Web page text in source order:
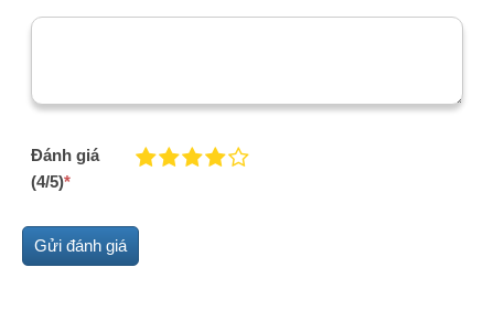
Đánh giá
(4/5)*